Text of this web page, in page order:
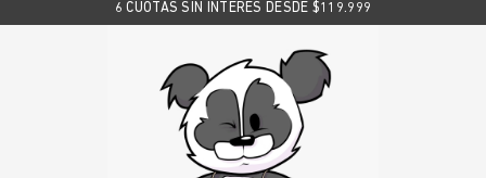
6 CUOTAS SIN INTERES DESDE $119.999